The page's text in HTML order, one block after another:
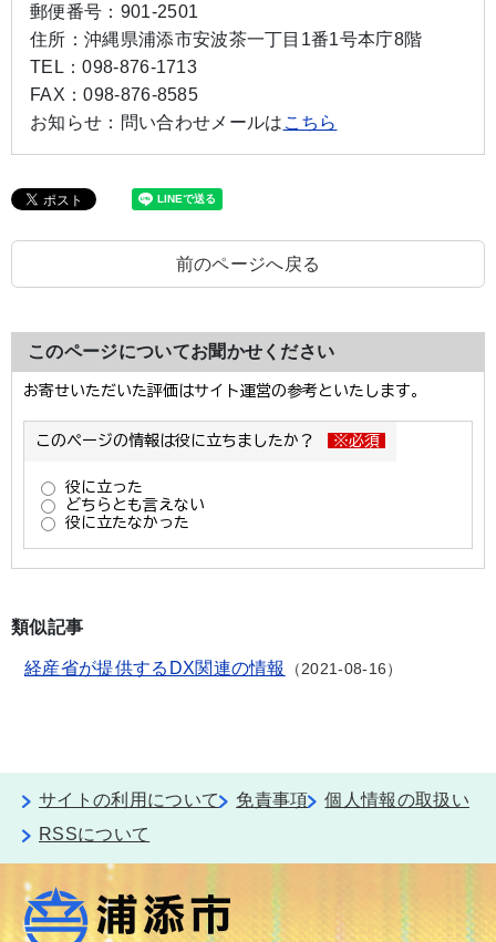
郵便番号： 901-2501
住所： 沖縄県浦添市安波茶一丁目1番1号本庁8階
TEL：098-876-1713
FAX：098-876-8585
お知らせ： 問い合わせメールは こちら
前のページへ戻る
このページについてお聞かせください
類似記事
経産省が提供するDX関連の情報 2021-08-16
サイトの利用について 免責事項
個人情報の取扱い
RSSについて